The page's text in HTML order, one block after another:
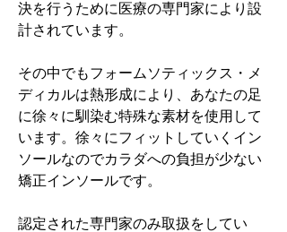
決を行うために医療の専門家により設
計されています。
その中でもフォームソティックス・メ
ディカルは熱形成により、あなたの足
に徐々に馴染む特殊な素材を使用して
います。徐々にフィットしていくイン
ソールなのでカラダへの負担が少ない
矯正インソールです。
認定された専門家のみ取扱をしてい